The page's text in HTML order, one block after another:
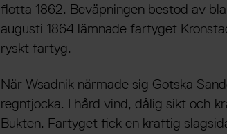
flotta 1862. Beväpningen bestod av
augusti 1864 lämnade fartyget
ryskt fartyg.
När Wsadnik närmade sig Gotska
regntjocka. I hård vind, dålig sikt och
Bukten. Fartyget fick en kraftig